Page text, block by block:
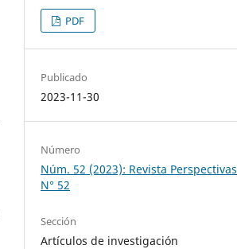
PDF
Publicado
2023-11-30
Número
Núm. 52 (2023): Revista Perspectivas
N° 52
Sección
Artículos de investigación